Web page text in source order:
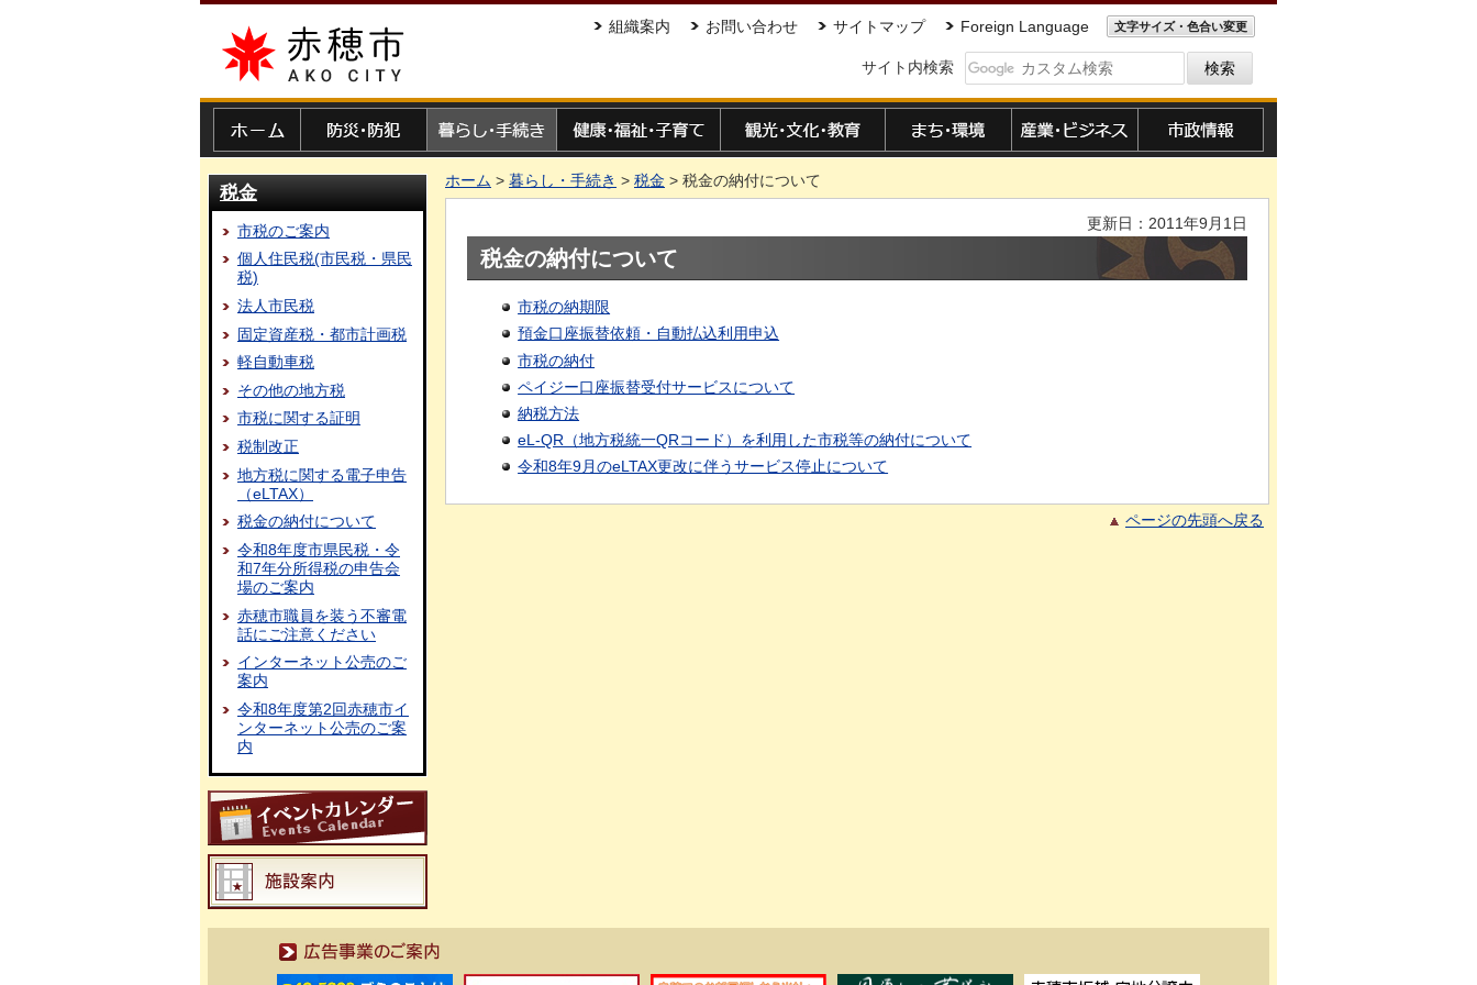
赤穂市 組織案内 お問い合わせ サイトマップ Foreign Language 文字サイズ・色合い変更
サイト内検索
税金
市税のご案内
個人住民税(市民税・県民
税)
法人市民税
固定資産税・都市計画税
軽自動車税
その他の地方税
市税に関する証明
税制改正
地方税に関する電子申告
（eLTAX）
税金の納付について
令和8年度市県民税・令
和7年分所得税の申告会
場のご案内
赤穂市職員を装う不審電
話にご注意ください
インターネット公売のご
案内
令和8年度第2回赤穂市イ
ンターネット公売のご案
内
ホーム > 暮らし・手続き > 税金 > 税金の納付について
更新日：2011年9月1日
税金の納付について
市税の納期限
預金口座振替依頼・自動払込利用申込
市税の納付
ペイジー口座振替受付サービスについて
納税方法
eL-QR（地方税統一QRコード）を利用した市税等の納付について
令和8年9月のeLTAX更改に伴うサービス停止について
ページの先頭へ戻る
広告事業のご案内